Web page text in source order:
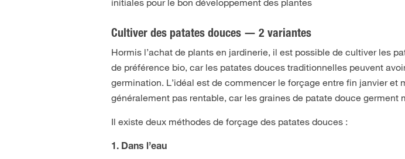
Cultiver des patates douces — 2 variantes
Hormis l’achat de plants en jardinerie, il est possible de cultiver les
de préférence bio, car les patates douces traditionnelles peuvent
germination. L’idéal est de commencer le forçage entre fin janvier et
généralement pas rentable, car les graines de patate douce germent
Il existe deux méthodes de forçage des patates douces :
1. Dans l’eau